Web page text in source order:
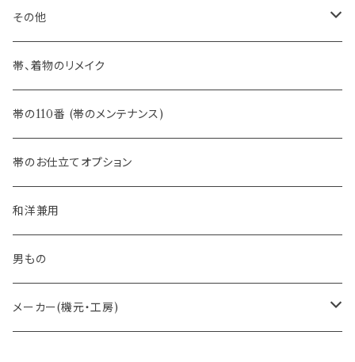
３万円台♪高見え袋帯・名古屋帯
八寸名古屋帯 (松葉仕立て)
- オールシーズン帯
- 夏帯
- 半幅帯
- 大人兵児帯
- おびやオリジナル・別注
- オーダー帯
- 京袋帯・開き仕立て
-おびやオリジナル
その他
-おびやオリジナル
-フィカレ
帯、着物のリメイク
帯の110番 (帯のメンテナンス)
帯のお仕立てオプション
和洋兼用
男もの
メーカー(機元・工房)